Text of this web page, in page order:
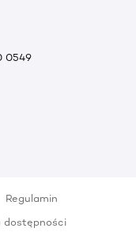
0549
Regulamin
dostępności